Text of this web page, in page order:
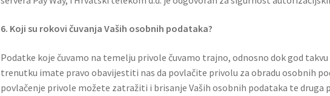
6. Koji su rokovi čuvanja Vaših osobnih podataka?
Podatke koje čuvamo na temelju privole čuvamo trajno, odnosno dok god
trenutku imate pravo obavijestiti nas da povlačite privolu za obradu osobnih
povlačenje privole možete zatražiti i brisanje Vaših osobnih podataka te druga